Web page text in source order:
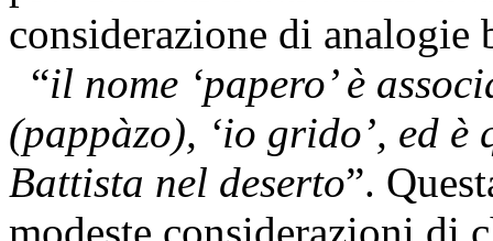
considerazione di
“il nome ‘papero’ è
(pappàzo), ‘io grido’, ed
Battista nel deserto”.
modeste considerazioni di